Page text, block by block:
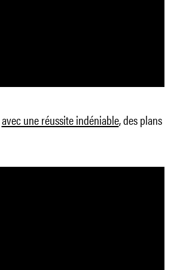
avec une réussite indéniable, des plans